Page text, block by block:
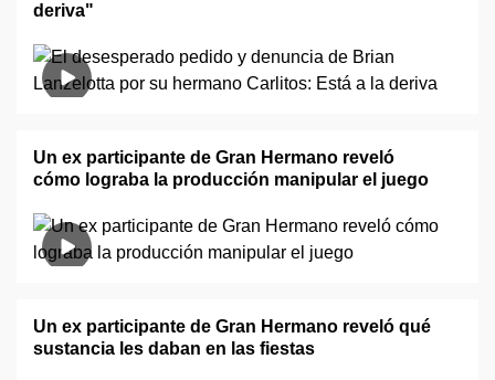
deriva"
Un ex participante de Gran Hermano reveló
cómo lograba la producción manipular el juego
Un ex participante de Gran Hermano reveló qué
sustancia les daban en las fiestas